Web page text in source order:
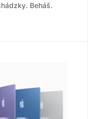
Beháš.